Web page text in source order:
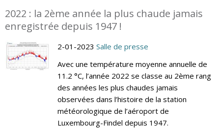
2022 : la 2ème année la plus chaude jamais
enregistrée depuis 1947 !
2-01-2023 Salle de presse
Avec une température moyenne annuelle de
11.2 °C, l’année 2022 se classe au 2ème rang
des années les plus chaudes jamais
observées dans l’histoire de la station
météorologique de l’aéroport de
Luxembourg-Findel depuis 1947.